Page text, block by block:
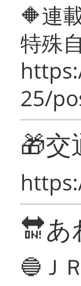
🔶連
特殊
25/
🎁
🔛
🔵Ｊ